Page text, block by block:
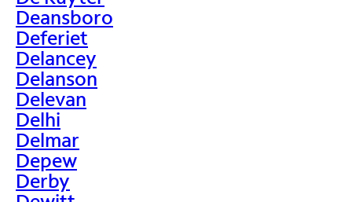
Deansboro
Deferiet
Delancey
Delanson
Delevan
Delhi
Delmar
Depew
Derby